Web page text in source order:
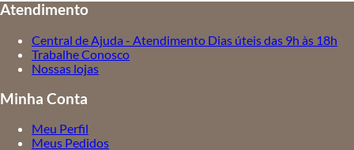
Atendimento
Central de Ajuda - Atendimento Dias úteis das 9h às 18h
Trabalhe Conosco
Nossas lojas
Minha Conta
Meu Perfil
Meus Pedidos